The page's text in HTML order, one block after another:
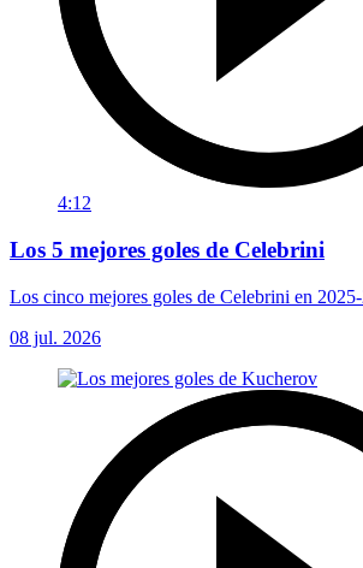
4:12
Los 5 mejores goles de Celebrini
Los cinco mejores goles de Celebrini en
08 jul. 2026